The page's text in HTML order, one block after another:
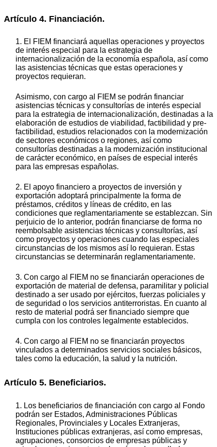
Artículo 4. Financiación.
1. El FIEM financiará aquellas operaciones y proyectos
de interés especial para la estrategia de
internacionalización de la economía española, así como
las asistencias técnicas que estas operaciones y
proyectos requieran.
Asimismo, con cargo al FIEM se podrán financiar
asistencias técnicas y consultorías de interés especial
para la estrategia de internacionalización, destinadas a la
elaboración de estudios de viabilidad, factibilidad y pre-
factibilidad, estudios relacionados con la modernización
de sectores económicos o regiones, así como
consultorías destinadas a la modernización institucional
de carácter económico, en países de especial interés
para las empresas españolas.
2. El apoyo financiero a proyectos de inversión y
exportación adoptará principalmente la forma de
préstamos, créditos y líneas de crédito, en las
condiciones que reglamentariamente se establezcan. Sin
perjuicio de lo anterior, podrán financiarse de forma no
reembolsable asistencias técnicas y consultorías, así
como proyectos y operaciones cuando las especiales
circunstancias de los mismos así lo requieran. Estas
circunstancias se determinarán reglamentariamente.
3. Con cargo al FIEM no se financiarán operaciones de
exportación de material de defensa, paramilitar y policial
destinado a ser usado por ejércitos, fuerzas policiales y
de seguridad o los servicios antiterroristas. En cuanto al
resto de material podrá ser financiado siempre que
cumpla con los controles legalmente establecidos.
4. Con cargo al FIEM no se financiarán proyectos
vinculados a determinados servicios sociales básicos,
tales como la educación, la salud y la nutrición.
Artículo 5. Beneficiarios.
1. Los beneficiarios de financiación con cargo al Fondo
podrán ser Estados, Administraciones Públicas
Regionales, Provinciales y Locales Extranjeras,
Instituciones públicas extranjeras, así como empresas,
agrupaciones, consorcios de empresas públicas y